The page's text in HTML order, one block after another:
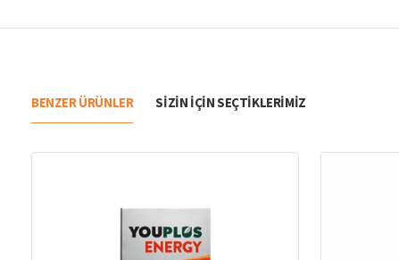
BENZER ÜRÜNLER SIZIN IÇIN SEÇTIKLERIMIZ